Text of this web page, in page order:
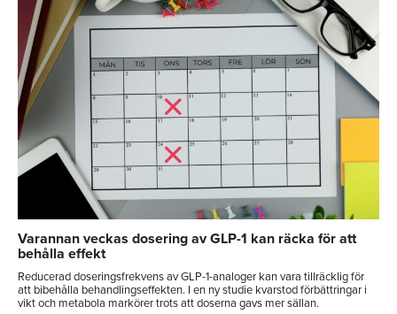
Varannan veckas dosering av GLP-1 kan räcka för att
behålla effekt
Reducerad doseringsfrekvens av GLP-1-analoger kan vara tillräcklig för
att bibehålla behandlingseffekten. I en ny studie kvarstod förbättringar i
vikt och metabola markörer trots att doserna gavs mer sällan.